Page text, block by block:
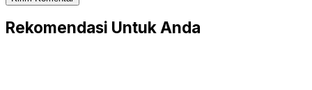
Rekomendasi Untuk Anda